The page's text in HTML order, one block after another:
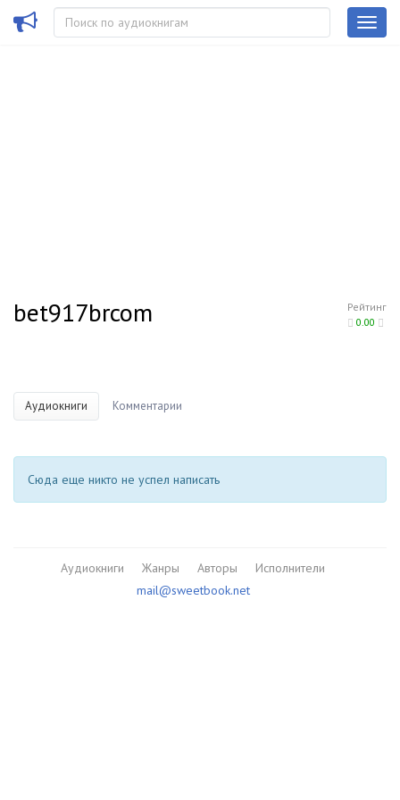
Рейтинг
0.00
bet917brcom
Аудиокниги Комментарии
Сюда еще никто не успел написать
Аудиокниги Жанры Авторы
Исполнители
mail@sweetbook.net